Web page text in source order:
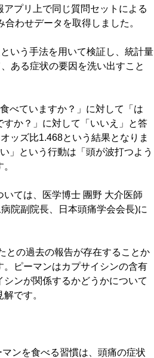
プリ上で同じ質問セットによる
わせデータを取得しました。
いう手法を用いて検証し、統計量
ある症状の要因を洗い出すこと
べていますか？」に対して「は
か？」に対して「いいえ」と答
ッズ比1.468という結果となりま
」という行動は「頭が波打つよう
ては、医学博士 團野 大介医師
院副院長、日本頭痛学会会長)に
との過去の報告が存在することか
ピーマンはカプサイシンの含有
ンが関係するかどうかについて
です。
ンを食べる習慣は、頭痛の症状